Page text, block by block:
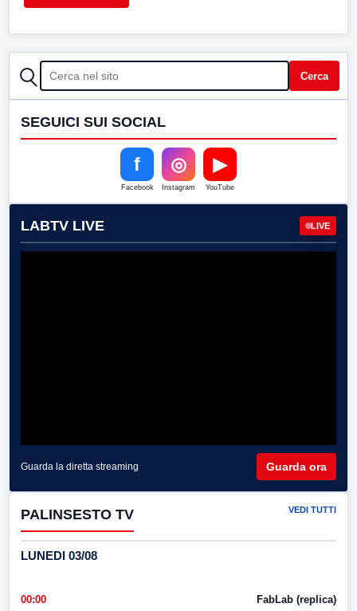
CERCA Cerca
SEGUICI SUI SOCIAL
f
Facebook
◎
Instagram
▶
YouTube
LABTV LIVE LIVE
Guarda la diretta streaming Guarda ora
PALINSESTO TV VEDI TUTTI
LUNEDI 03/08
00:00 FabLab (replica)